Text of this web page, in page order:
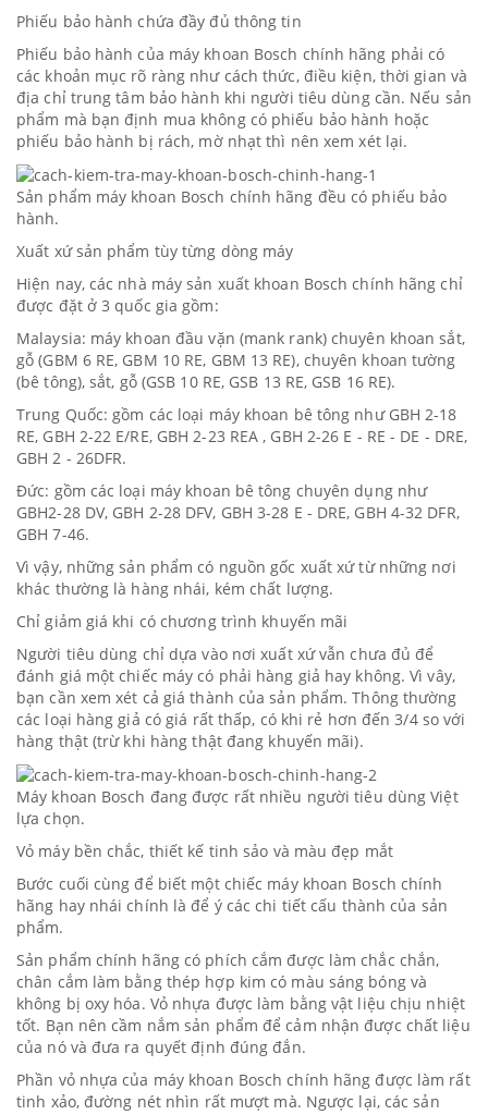
Phiếu bảo hành chứa đầy đủ thông tin
Phiếu bảo hành của máy khoan Bosch chính hãng phải có
các khoản mục rõ ràng như cách thức, điều kiện, thời gian và
địa chỉ trung tâm bảo hành khi người tiêu dùng cần. Nếu sản
phẩm mà bạn định mua không có phiếu bảo hành hoặc
phiếu bảo hành bị rách, mờ nhạt thì nên xem xét lại.
Sản phẩm máy khoan Bosch chính hãng đều có phiếu bảo
hành.
Xuất xứ sản phẩm tùy từng dòng máy
Hiện nay, các nhà máy sản xuất khoan Bosch chính hãng chỉ
được đặt ở 3 quốc gia gồm:
Malaysia: máy khoan đầu vặn (mank rank) chuyên khoan sắt,
gỗ (GBM 6 RE, GBM 10 RE, GBM 13 RE), chuyên khoan tường
(bê tông), sắt, gỗ (GSB 10 RE, GSB 13 RE, GSB 16 RE).
Trung Quốc: gồm các loại máy khoan bê tông như GBH 2-18
RE, GBH 2-22 E/RE, GBH 2-23 REA , GBH 2-26 E - RE - DE - DRE,
GBH 2 - 26DFR.
Đức: gồm các loại máy khoan bê tông chuyên dụng như
GBH2-28 DV, GBH 2-28 DFV, GBH 3-28 E - DRE, GBH 4-32 DFR,
GBH 7-46.
Vì vậy, những sản phẩm có nguồn gốc xuất xứ từ những nơi
khác thường là hàng nhái, kém chất lượng.
Chỉ giảm giá khi có chương trình khuyến mãi
Người tiêu dùng chỉ dựa vào nơi xuất xứ vẫn chưa đủ để
đánh giá một chiếc máy có phải hàng giả hay không. Vì vây,
bạn cần xem xét cả giá thành của sản phẩm. Thông thường
các loại hàng giả có giá rất thấp, có khi rẻ hơn đến 3/4 so với
hàng thật (trừ khi hàng thật đang khuyến mãi).
Máy khoan Bosch đang được rất nhiều người tiêu dùng Việt
lựa chọn.
V​ỏ máy bền chắc, thiết kế tinh sảo và màu đẹp mắt
Bước cuối cùng để biết một chiếc máy khoan Bosch chính
hãng hay nhái chính là để ý các chi tiết cấu thành của sản
phẩm.
Sản phẩm chính hãng có phích cắm được làm chắc chắn,
chân cắm làm bằng thép hợp kim có màu sáng bóng và
không bị oxy hóa. Vỏ nhựa được làm bằng vật liệu chịu nhiệt
tốt. Bạn nên cầm nắm sản phẩm để cảm nhận được chất liệu
của nó và đưa ra quyết định đúng đắn.
Phần vỏ nhựa của máy khoan Bosch chính hãng được làm rất
tinh xảo, đường nét nhìn rất mượt mà. Ngược lại, các sản